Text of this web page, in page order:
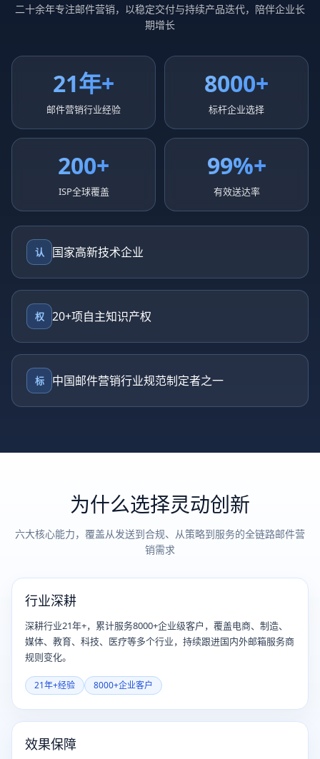
二十余年专注邮件营销，以稳定交付与持续产品迭代，陪伴企业长
期增长
21年+
邮件营销行业经验
8000+
标杆企业选择
200+
ISP全球覆盖
99%+
有效送达率
认 国家高新技术企业
权 20+项自主知识产权
标 中国邮件营销行业规范制定者之一
为什么选择灵动创新
六大核心能力，覆盖从发送到合规、从策略到服务的全链路邮件营
销需求
行业深耕
深耕行业21年+，累计服务8000+企业级客户，覆盖电商、制造、
媒体、教育、科技、医疗等多个行业，持续跟进国内外邮箱服务商
规则变化。
21年+经验 8000+企业客户
效果保障